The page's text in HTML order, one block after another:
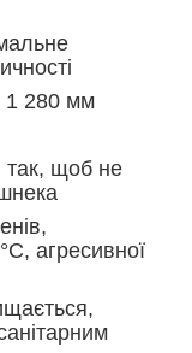
1 280 мм
так, щоб не
агресивної